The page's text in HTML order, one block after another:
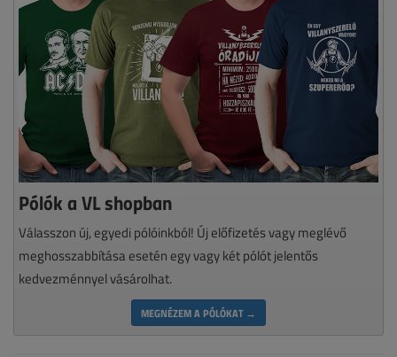
Pólók a VL shopban
Válasszon új, egyedi pólóinkból! Új előfizetés vagy meglévő
meghosszabbítása esetén egy vagy két pólót jelentős
kedvezménnyel vásárolhat.
MEGNÉZEM A PÓLÓKAT →